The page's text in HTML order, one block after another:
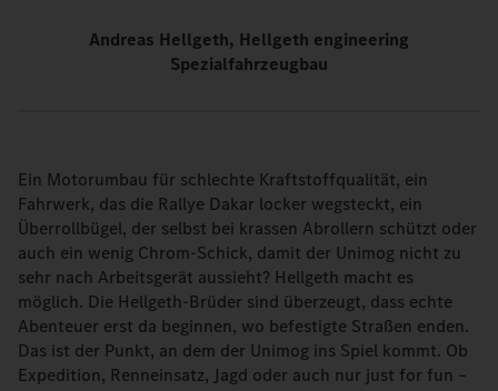
Andreas Hellgeth, Hellgeth engineering
Spezialfahrzeugbau
Ein Motorumbau für schlechte Kraftstoffqualität, ein
Fahrwerk, das die Rallye Dakar locker wegsteckt, ein
Überrollbügel, der selbst bei krassen Abrollern schützt oder
auch ein wenig Chrom-Schick, damit der Unimog nicht zu
sehr nach Arbeitsgerät aussieht? Hellgeth macht es
möglich. Die Hellgeth-Brüder sind überzeugt, dass echte
Abenteuer erst da beginnen, wo befestigte Straßen enden.
Das ist der Punkt, an dem der Unimog ins Spiel kommt. Ob
Expedition, Renneinsatz, Jagd oder auch nur just for fun –